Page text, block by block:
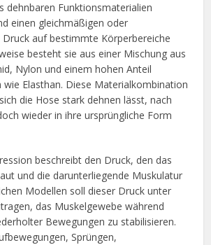
dehnbaren Funktionsmaterialien
einen gleichmäßigen oder
Druck auf bestimmte Körperbereiche
besteht sie aus einer Mischung aus
Nylon und einem hohen Anteil
wie Elasthan. Diese Materialkombination
die Hose stark dehnen lässt, nach
wieder in ihre ursprüngliche Form
beschreibt den Druck, den das
und die darunterliegende Muskulatur
Modellen soll dieser Druck unter
das Muskelgewebe während
Bewegungen zu stabilisieren.
Sprüngen,